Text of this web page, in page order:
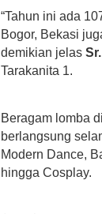
“Tahun ini ada
Bogor, Bekasi
demikian jelas
Tarakanita 1.
Beragam lomba
berlangsung
Modern Dance,
hingga Cosplay.